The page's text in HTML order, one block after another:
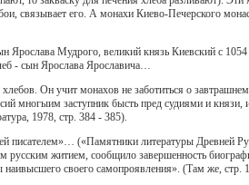
связывает его. А монахи Киево-Печерского
Мудрого, великий князь Киевский с
- сын Ярослава Ярославича…
Он учит монахов не заботиться о
многыим заступник бысть пред судиями и
1978, стр. 384 - 385).
писателем»… («Памятники литературы Древней
житием, сообщило завершенность
наивысшего своего самопроявления». (Там же, стр.